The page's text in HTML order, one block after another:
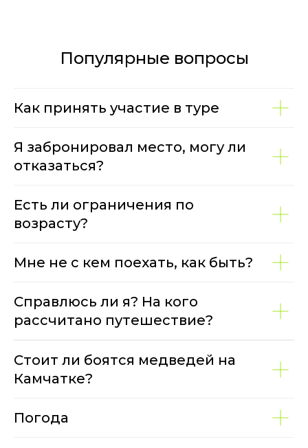
Популярные вопросы
Как принять участие в туре
Я забронировал место, могу ли
отказаться?
Есть ли ограничения по
возрасту?
Мне не с кем поехать, как быть?
Справлюсь ли я? На кого
рассчитано путешествие?
Стоит ли боятся медведей на
Камчатке?
Погода